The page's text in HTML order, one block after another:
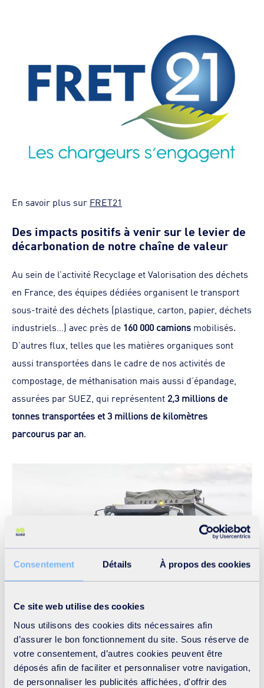
Consentement Détails À propos des cookies
Ce site web utilise des cookies
Nous utilisons des cookies dits nécessaires afin
d’assurer le bon fonctionnement du site. Sous réserve de
votre consentement, d’autres cookies peuvent être
déposés afin de faciliter et personnaliser votre navigation,
de personnaliser les publicités affichées, d'offrir des
En savoir plus sur FRET21
Des impacts positifs à venir sur le levier de
décarbonation de notre chaîne de valeur
Au sein de l’activité Recyclage et Valorisation des déchets
en France, des équipes dédiées organisent le transport
sous-traité des déchets (plastique, carton, papier, déchets
industriels…) avec près de 160 000 camions mobilisés.
D’autres flux, telles que les matières organiques sont
aussi transportées dans le cadre de nos activités de
compostage, de méthanisation mais aussi d’épandage,
assurées par SUEZ, qui représentent 2,3 millions de
tonnes transportées et 3 millions de kilomètres
parcourus par an.